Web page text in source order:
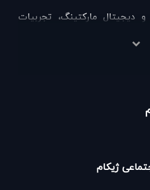
دیجیتال مارکتینگ، تجربیات
راه‌های درست موفقیت را
اجتماعی کسب و کار در ایران با
خود، دارای اطلاعات جامع و
ژیکام